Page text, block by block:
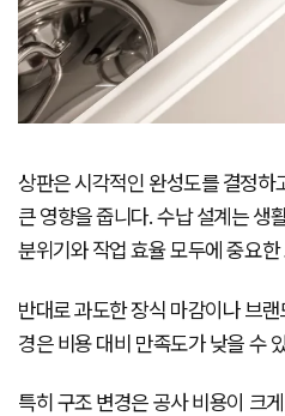
상판은 시각적인 완성도를 결정하
큰 영향을 줍니다. 수납 설계는 생
분위기와 작업 효율 모두에 중요한
반대로 과도한 장식 마감이나 브
경은 비용 대비 만족도가 낮을 수
특히 구조 변경은 공사 비용이 크